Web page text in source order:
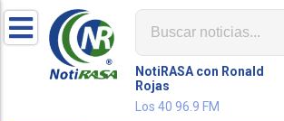
NotiRASA con Ronald
Rojas
Los 40 96.9 FM